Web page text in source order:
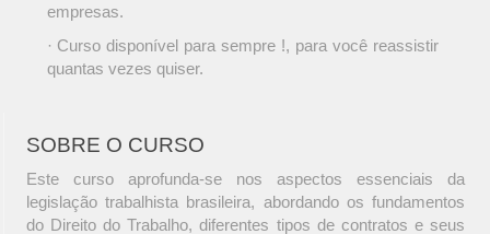
empresas.
· Curso disponível para sempre !, para você reassistir
quantas vezes quiser.
SOBRE O CURSO
Este curso aprofunda-se nos aspectos essenciais da
legislação trabalhista brasileira, abordando os fundamentos
do Direito do Trabalho, diferentes tipos de contratos e seus